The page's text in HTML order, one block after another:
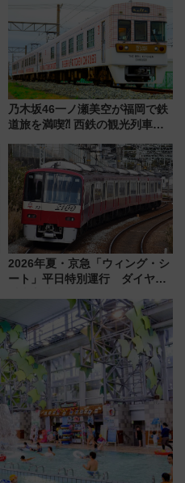
乃木坂46一ノ瀬美空が福岡で鉄
道旅を満喫⁈ 西鉄の観光列車
CHIKUGO」で巡る福岡･太宰
府･柳川の旅！YouTubeが公開
に
2026年夏・京急「ウィング・シ
ート」平日特別運行 ダイヤ・
三浦海岸を堪能できるお出かけ
プランもご紹介